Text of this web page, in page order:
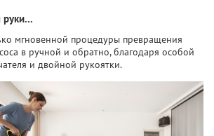
мгновенной процедуры превращения
в ручной и обратно, благодаря особой
и двойной рукоятки.